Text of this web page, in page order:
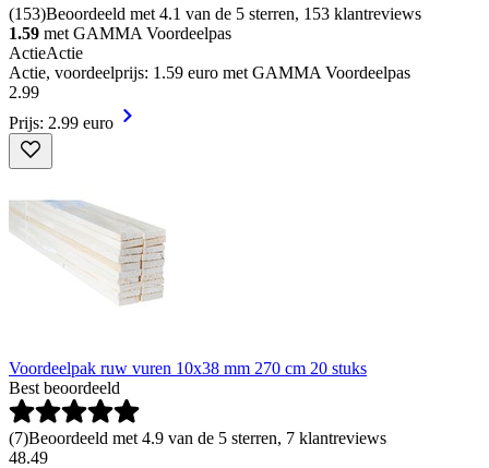
(153)Beoordeeld met 4.1 van de 5 sterren, 153 klantreviews
1.59 met GAMMA Voordeelpas
ActieActie
Actie, voordeelprijs: 1.59 euro met GAMMA Voordeelpas
2.99
Prijs: 2.99 euro
Voordeelpak ruw vuren 10x38 mm 270 cm 20 stuks
Best beoordeeld
(7)Beoordeeld met 4.9 van de 5 sterren, 7 klantreviews
48.49